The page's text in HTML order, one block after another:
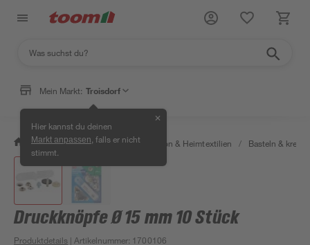
Mein Markt: Troisdorf
Hier kannst du deinen
Markt anpassen , falls er nicht
stimmt.
✕
/ Wohnen & Haushalt / Dekoration & Heimtextilien / Basteln &
Druckknöpfe Ø 15 mm 10 Stück
Produktdetails | Artikelnummer: 1700106